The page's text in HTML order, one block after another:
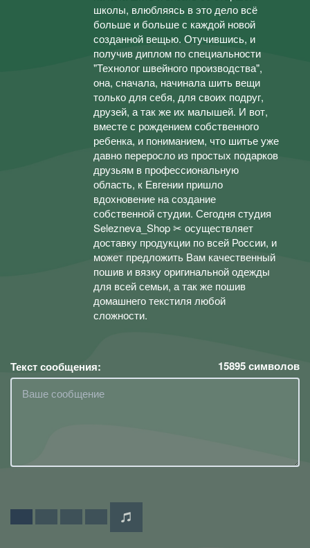
школы, влюбляясь в это дело всё
больше и больше с каждой новой
созданной вещью. Отучившись, и
получив диплом по специальности
"Технолог швейного производства",
она, сначала, начинала шить вещи
только для себя, для своих подруг,
друзей, а так же их малышей. И вот,
вместе с рождением собственного
ребенка, и пониманием, что шитье уже
давно переросло из простых подарков
друзьям в профессиональную
область, к Евгении пришло
вдохновение на создание
собственной студии. Сегодня студия
Selezneva_Shop ✂ осуществляет
доставку продукции по всей России, и
может предложить Вам качественный
пошив и вязку оригинальной одежды
для всей семьи, а так же пошив
домашнего текстиля любой
сложности.
Текст сообщения: 15895символов